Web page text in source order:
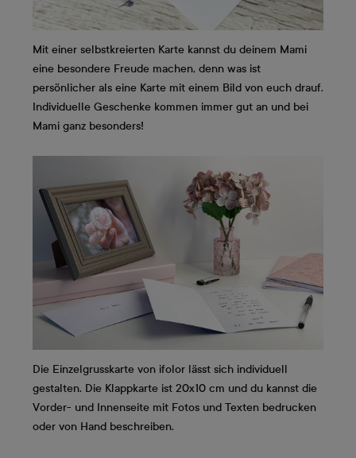
Mit einer selbstkreierten Karte kannst du deinem Mami
eine besondere Freude machen, denn was ist
persönlicher als eine Karte mit einem Bild von euch drauf.
Individuelle Geschenke kommen immer gut an und bei
Mami ganz besonders!
Die Einzelgrusskarte von ifolor lässt sich individuell
gestalten. Die Klappkarte ist 20x10 cm und du kannst die
Vorder- und Innenseite mit Fotos und Texten bedrucken
oder von Hand beschreiben.